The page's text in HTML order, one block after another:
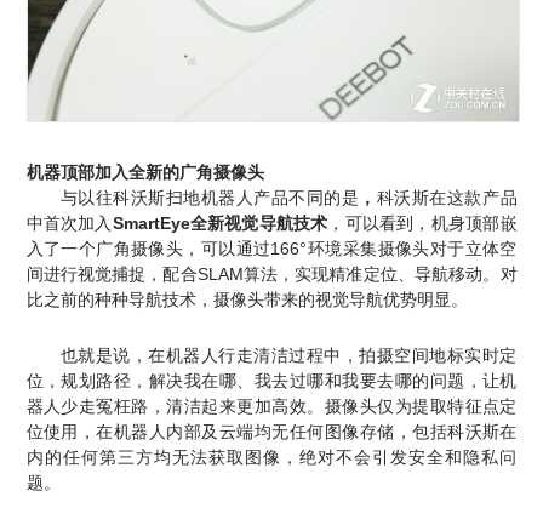
机器顶部加入全新的广角摄像头
与以往科沃斯扫地机器人产品不同的是 ， 科沃斯在这款产品
中首次加入SmartEye全新视觉导航技术 ，可以看到，机身顶部嵌
入了一个广角摄像头，可以通过166°环境采集摄像头对于立体空
间进行视觉捕捉，配合SLAM算法，实现精准定位、导航移动。对
比之前的种种导航技术，摄像头带来的视觉导航优势明显。
也就是说，在机器人行走清洁过程中，拍摄空间地标实时定
位，规划路径，解决我在哪、我去过哪和我要去哪的问题，让机
器人少走冤枉路，清洁起来更加高效。摄像头仅为提取特征点定
位使用，在机器人内部及云端均无任何图像存储，包括科沃斯在
内的任何第三方均无法获取图像，绝对不会引发安全和隐私问
题。